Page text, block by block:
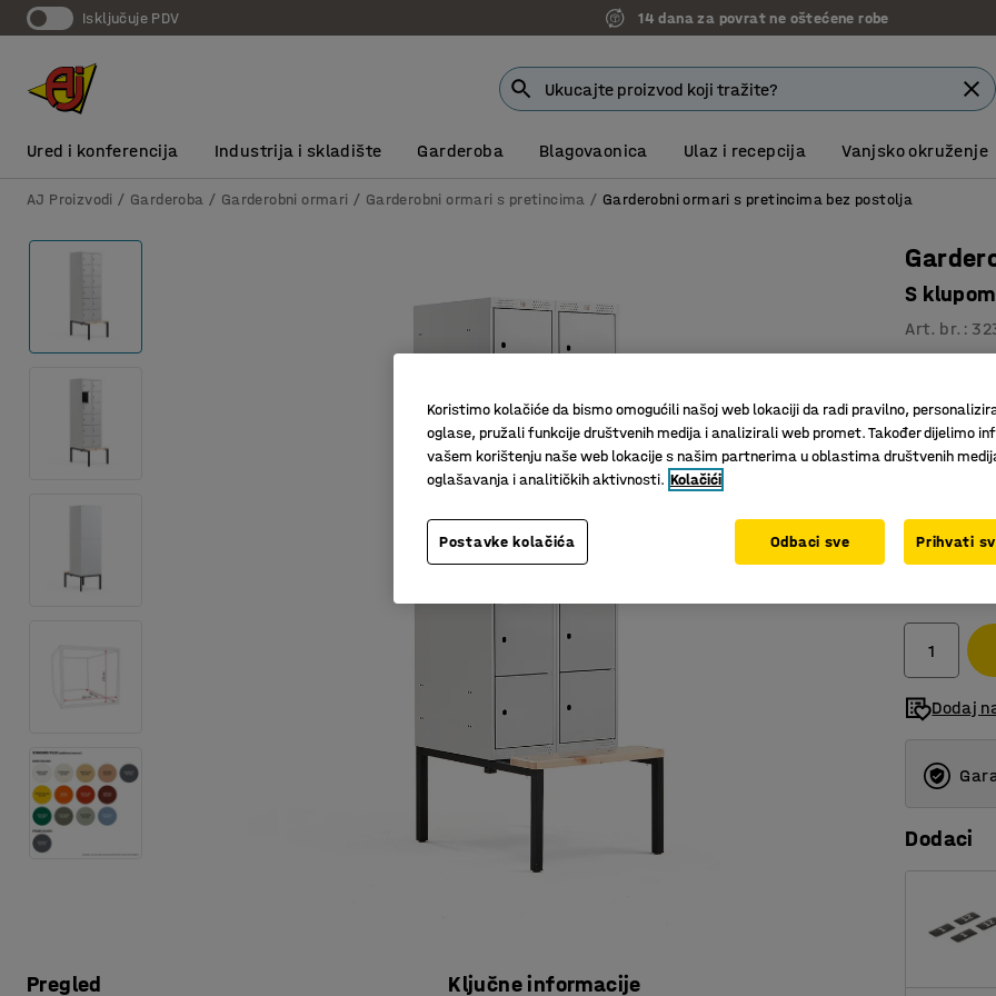
Isključuje PDV 14 dana za povrat ne oštećene robe
Ured i konferencija Industrija i skladište Garderoba Blagovaonica Ulaz i recepcija Vanjsko okruženje
AJ Proizvodi Garderoba Garderobni ormari Garderobni ormari s pretincima Garderobni ormari s pretincima bez postolja
Pregled Ključne informacije
S
Art. br. :
Dodaj
Dodaci
Koristimo kolačiće da bismo omogućili našoj web lokaciji da radi pravilno,
oglase, pružali funkcije društvenih medija i analizirali web promet. Također dijelimo
vašem korištenju naše web lokacije s našim partnerima u oblastima društvenih
oglašavanja i analitičkih aktivnosti. Kolačići
Postavke kolačića Odbaci sve Prihvati